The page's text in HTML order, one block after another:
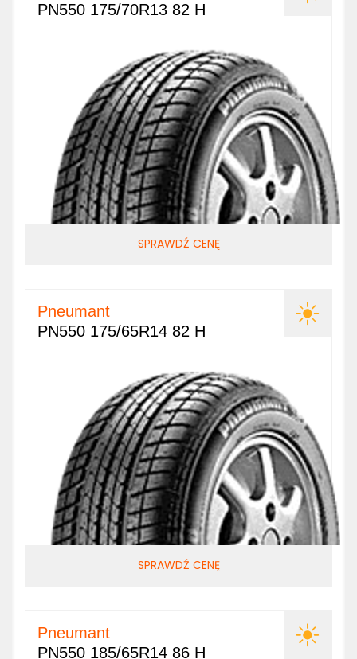
PN550 175/70R13 82 H
SPRAWDŹ CENĘ
Pneumant
PN550 175/65R14 82 H
SPRAWDŹ CENĘ
Pneumant
PN550 185/65R14 86 H